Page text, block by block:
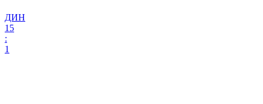
ДИН
15
:
1